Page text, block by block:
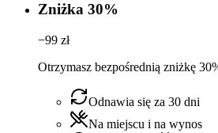
Zniżka 30%
−99 zł
Otrzymasz bezpośrednią zniżkę
Odnawia się za 30 dni
Na miejscu i na wynos